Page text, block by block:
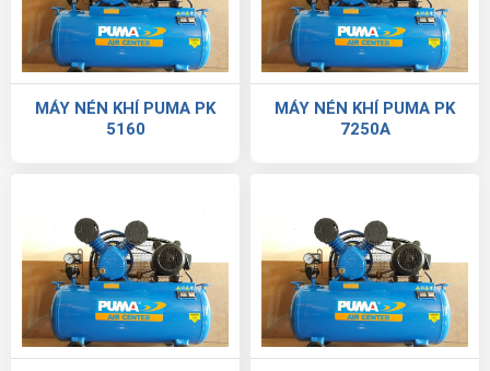
MÁY NÉN KHÍ PUMA PK
5160
MÁY NÉN KHÍ PUMA PK
7250A